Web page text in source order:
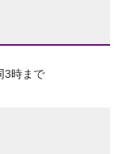
3時まで